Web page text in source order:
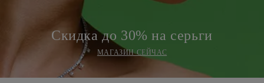
Скидка до 30% на серьги
МАГАЗИН СЕЙЧАС